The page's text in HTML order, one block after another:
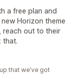
a free plan and
Horizon theme
reach out to their
that.
that we've got